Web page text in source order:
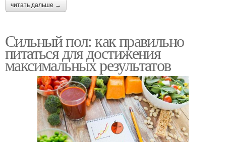
читать дальше →
Сильный пол: как правильно
питаться для достижения
максимальных результатов